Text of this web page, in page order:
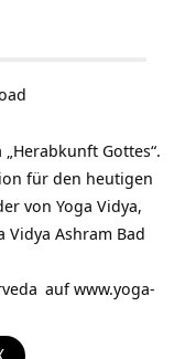
Gottes“.
für den heutigen
von Yoga Vidya,
Ashram Bad
aufwww.yoga-